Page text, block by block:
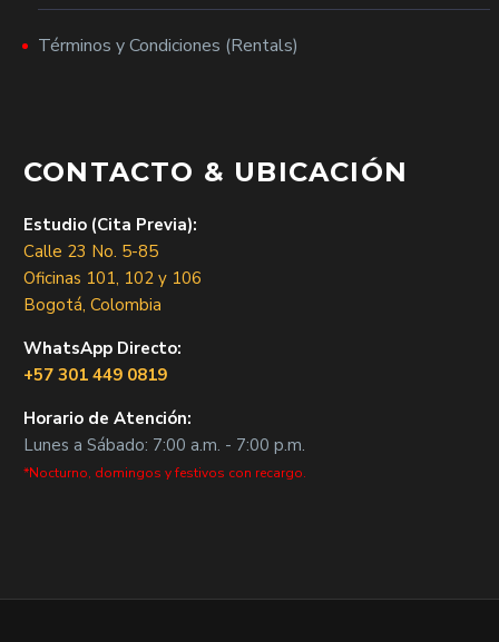
Términos y Condiciones (Rentals)
CONTACTO & UBICACIÓN
Estudio (Cita Previa):
Calle 23 No. 5-85
Oficinas 101, 102 y 106
Bogotá, Colombia
WhatsApp Directo:
+57 301 449 0819
Horario de Atención:
Lunes a Sábado: 7:00 a.m. - 7:00 p.m.
*Nocturno, domingos y festivos con recargo.